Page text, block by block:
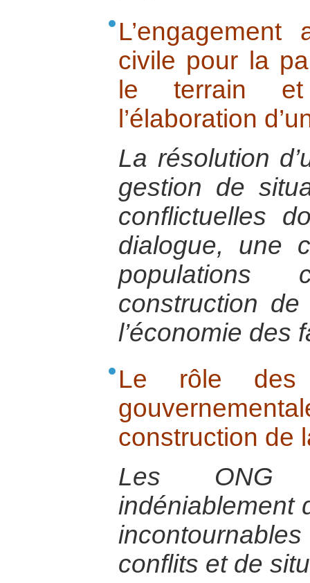
civile pour la
le terrain
l’élaboration
La résolution
gestion de
conflictuelles
dialogue, une
construction
l’économie des
Le rôle des
construction de
Les ONG
indéniablement
conflits et de